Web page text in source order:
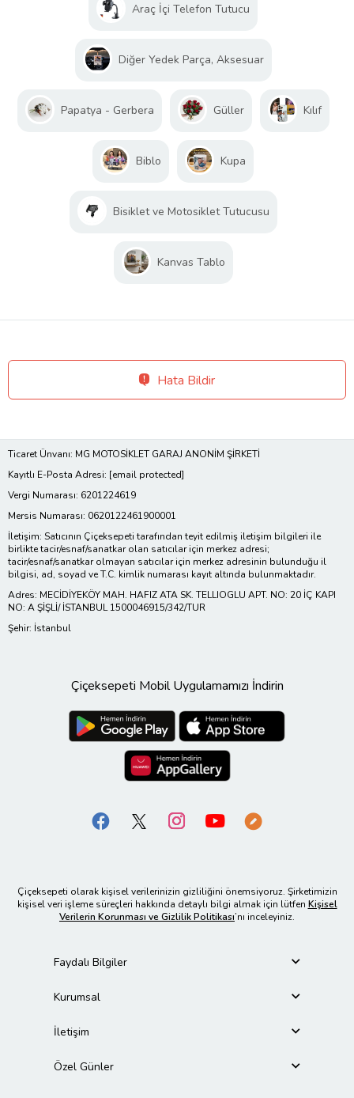
Araç İçi Telefon Tutucu
Diğer Yedek Parça, Aksesuar
Papatya - Gerbera Güller Kılıf
Biblo Kupa
Bisiklet ve Motosiklet Tutucusu
Kanvas Tablo
Hata Bildir
Ticaret Ünvanı: MG MOTOSİKLET GARAJ ANONİM ŞİRKETİ
Kayıtlı E-Posta Adresi: [email protected]
Vergi Numarası: 6201224619
Mersis Numarası: 0620122461900001
İletişim: Satıcının Çiçeksepeti tarafından teyit edilmiş iletişim bilgileri ile
birlikte tacir/esnaf/sanatkar olan satıcılar için merkez adresi;
tacir/esnaf/sanatkar olmayan satıcılar için merkez adresinin bulunduğu il
bilgisi, ad, soyad ve T.C. kimlik numarası kayıt altında bulunmaktadır.
Adres: MECİDİYEKÖY MAH. HAFIZ ATA SK. TELLIOGLU APT. NO: 20 İÇ KAPI
NO: A ŞİŞLİ/ İSTANBUL 1500046915/342/TUR
Şehir: İstanbul
Çiçeksepeti Mobil Uygulamamızı İndirin
Çiçeksepeti olarak kişisel verilerinizin gizliliğini önemsiyoruz. Şirketimizin
kişisel veri işleme süreçleri hakkında detaylı bilgi almak için lütfen Kişisel
Verilerin Korunması ve Gizlilik Politikası’nı inceleyiniz.
Faydalı Bilgiler
Kurumsal
İletişim
Özel Günler